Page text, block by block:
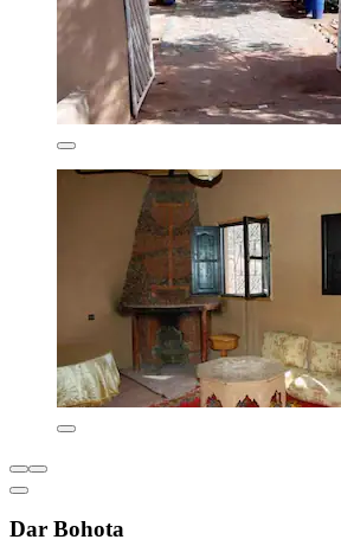
Dar Bohota